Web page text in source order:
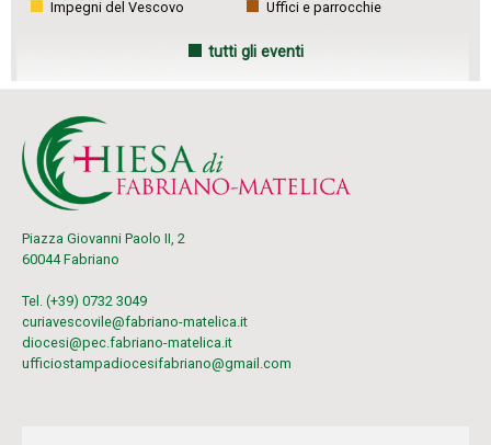
Impegni del Vescovo
Uffici e parrocchie
tutti gli eventi
Piazza Giovanni Paolo II, 2
60044 Fabriano
Tel. (+39) 0732 3049
curiavescovile@fabriano-matelica.it
diocesi@pec.fabriano-matelica.it
ufficiostampadiocesifabriano@gmail.com